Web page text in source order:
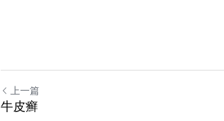
上一篇
牛皮癣